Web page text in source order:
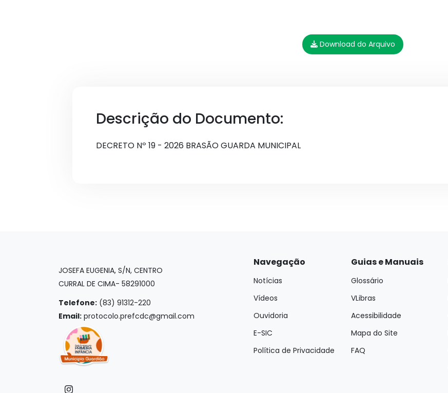
Download do Arquivo
Descrição do Documento:
DECRETO Nº 19 - 2026 BRASÃO GUARDA MUNICIPAL
JOSEFA EUGENIA, S/N, CENTRO
CURRAL DE CIMA- 58291000
Telefone: (83) 91312-220
Email: protocolo.prefcdc@gmail.com
Navegação
Notícias
Vídeos
Ouvidoria
E-SIC
Política de Privacidade
Guias e Manuais
Glossário
VLibras
Acessibilidade
Mapa do Site
FAQ